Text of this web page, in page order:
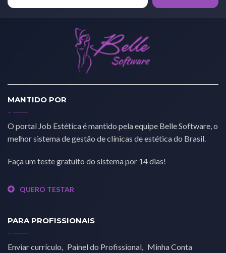
MANTIDO POR
O portal Job Estética é mantido pela equipe Belle Software, o
melhor sistema de gestão de clínicas de estética do Brasil.
Faça um teste gratuito do sistema por 14 dias!
QUERO TESTAR
PARA PROFISSIONAIS
Enviar currículo Painel do Profissional Minha Conta